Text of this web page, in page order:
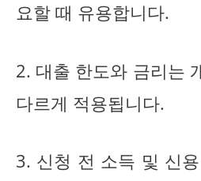
요할 때 유용합니다.
2. 대출 한도와 금리는
다르게 적용됩니다.
3. 신청 전 소득 및 신